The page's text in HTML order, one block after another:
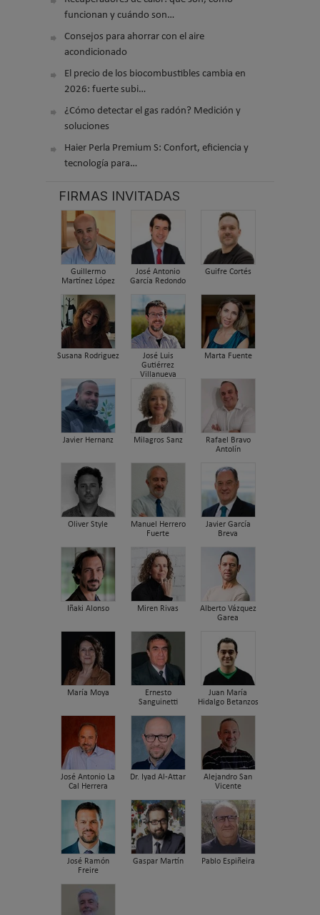
funcionan y cuándo son…
Consejos para ahorrar con el aire
acondicionado
El precio de los biocombustibles cambia en
2026: fuerte subi…
¿Cómo detectar el gas radón? Medición y
soluciones
Haier Perla Premium S: Confort, eficiencia y
tecnología para…
FIRMAS INVITADAS
Guillermo
Martínez López
José Antonio
García Redondo
Guifre Cortés
Susana Rodriguez
José Luis
Gutiérrez
Villanueva
Marta Fuente
Javier Hernanz Milagros Sanz
Rafael Bravo
Antolín
Oliver Style
Manuel Herrero
Fuerte
Javier García
Breva
Iñaki Alonso Miren Rivas
Alberto Vázquez
Garea
María Moya
Ernesto
Sanguinetti
Juan María
Hidalgo Betanzos
José Antonio La
Cal Herrera
Dr. Iyad Al-Attar
Alejandro San
Vicente
José Ramón
Freire
Gaspar Martín Pablo Espiñeira